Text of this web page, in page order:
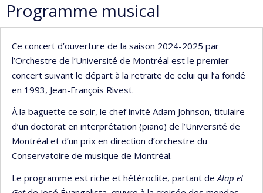
Programme musical
Ce concert d’ouverture de la saison 2024-2025 par
l’Orchestre de l’Université de Montréal est le premier
concert suivant le départ à la retraite de celui qui l’a fondé
en 1993, Jean-François Rivest.
À la baguette ce soir, le chef invité Adam Johnson, titulaire
d’un doctorat en interprétation (piano) de l’Université de
Montréal et d’un prix en direction d’orchestre du
Conservatoire de musique de Montréal.
Le programme est riche et hétéroclite, partant de Alap et